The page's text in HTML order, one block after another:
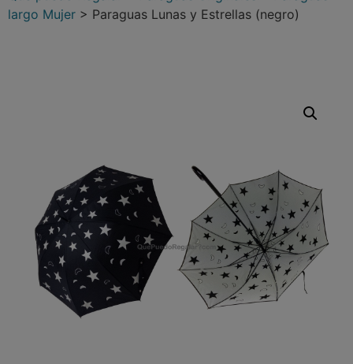
largo Mujer > Paraguas Lunas y Estrellas (negro)